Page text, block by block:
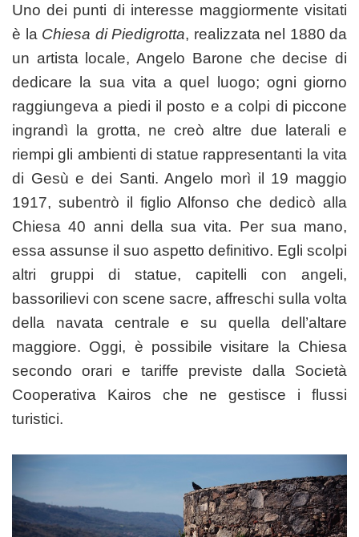
Uno dei punti di interesse maggiormente visitati
è la Chiesa di Piedigrotta, realizzata nel 1880 da
un artista locale, Angelo Barone che decise di
dedicare la sua vita a quel luogo; ogni giorno
raggiungeva a piedi il posto e a colpi di piccone
ingrandì la grotta, ne creò altre due laterali e
riempi gli ambienti di statue rappresentanti la vita
di Gesù e dei Santi. Angelo morì il 19 maggio
1917, subentrò il figlio Alfonso che dedicò alla
Chiesa 40 anni della sua vita. Per sua mano,
essa assunse il suo aspetto definitivo. Egli scolpi
altri gruppi di statue, capitelli con angeli,
bassorilievi con scene sacre, affreschi sulla volta
della navata centrale e su quella dell’altare
maggiore. Oggi, è possibile visitare la Chiesa
secondo orari e tariffe previste dalla Società
Cooperativa Kairos che ne gestisce i flussi
turistici.